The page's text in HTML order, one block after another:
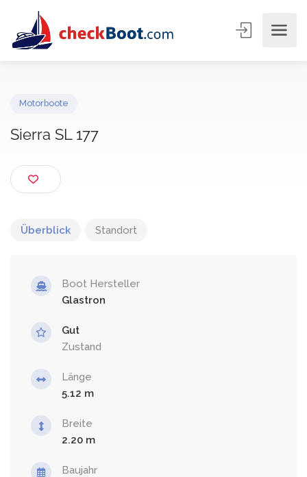
Sierra SL 177
Überblick Standort
Boot Hersteller
Glastron
Gut
Zustand
Länge
5.12
Breite
2.20
Baujahr